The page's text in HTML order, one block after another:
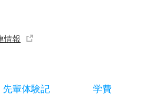
情報
先輩体験記 学費